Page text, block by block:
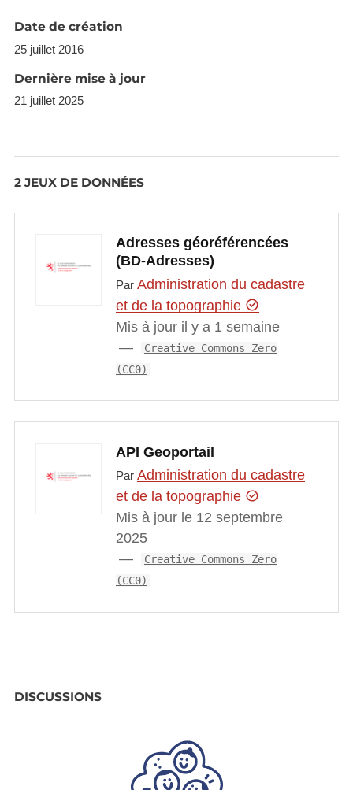
Date de création
25 juillet 2016
Dernière mise à jour
21 juillet 2025
2 JEUX DE DONNÉES
Adresses géoréférencées
(BD-Adresses)
Par Administration du cadastre
et de la topographie
Mis à jour il y a 1 semaine
Creative Commons Zero
(CC0)
API Geoportail
Par Administration du cadastre
et de la topographie
Mis à jour le 12 septembre
2025
Creative Commons Zero
(CC0)
DISCUSSIONS